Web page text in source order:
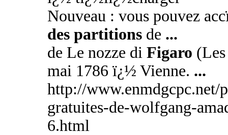
Nouveau : vous pouvez
des partitions de ...
de Le nozze di Figaro
mai 1786 ï¿½ Vienne. ...
http://www.enmdgcpc.net/
gratuites-de-wolfgang-
6.html